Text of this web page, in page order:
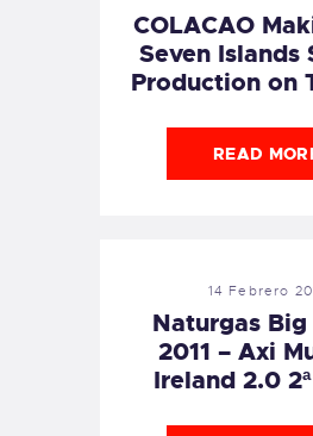
COLACAO
Seven Islands
Production on
READ
14 Febrero
Naturgas
2011 – Axi
Ireland 2.0